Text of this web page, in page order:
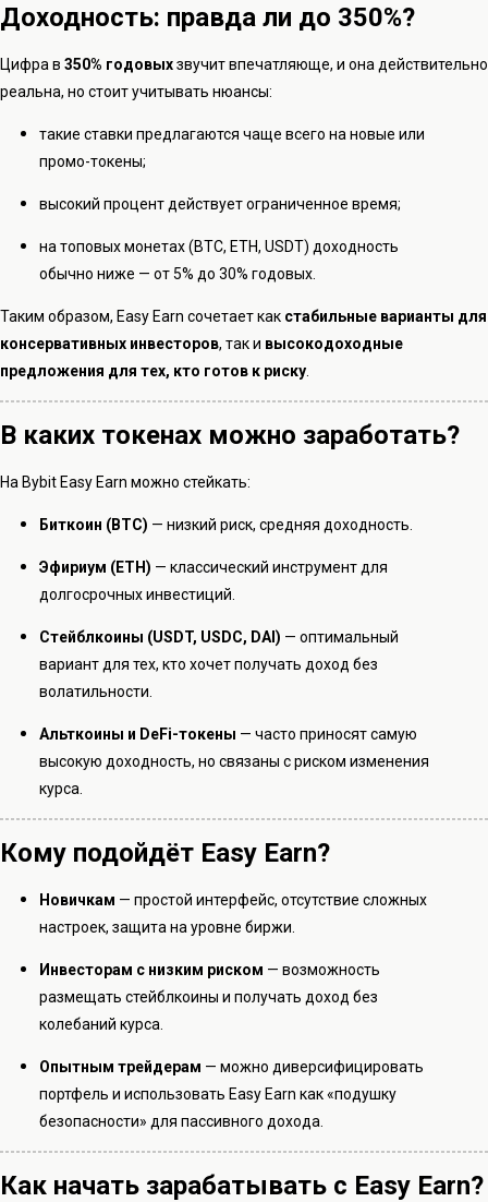
Доходность: правда ли до 350%?
Цифра в 350% годовыхзвучит впечатляюще, и она действительно
реальна, но стоит учитывать нюансы:
такие ставки предлагаются чаще всего на новые или
промо-токены;
высокий процент действует ограниченное время;
на топовых монетах (BTC, ETH, USDT) доходность
обычно ниже — от 5% до 30% годовых.
Таким образом, Easy Earn сочетает как стабильные варианты для
консервативных инвесторов, так и высокодоходные
предложения для тех, кто готов к риску
В каких токенах можно заработать?
На Bybit Easy Earn можно стейкать:
Биткоин (BTC) — низкий риск, средняя доходность.
Эфириум (ETH) — классический инструмент для
долгосрочных инвестиций.
Стейблкоины (USDT, USDC, DAI) — оптимальный
вариант для тех, кто хочет получать доход без
волатильности.
Альткоины и DeFi-токены — часто приносят самую
высокую доходность, но связаны с риском изменения
курса.
Кому подойдёт Easy Earn?
Новичкам — простой интерфейс, отсутствие сложных
настроек, защита на уровне биржи.
Инвесторам с низким риском — возможность
размещать стейблкоины и получать доход без
колебаний курса.
Опытным трейдерам — можно диверсифицировать
портфель и использовать Easy Earn как «подушку
безопасности» для пассивного дохода.
Как начать зарабатывать с Easy Earn?